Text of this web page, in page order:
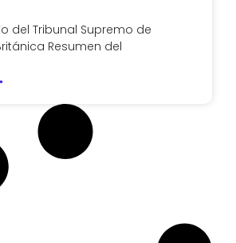
del Tribunal Supremo de
Resumen del